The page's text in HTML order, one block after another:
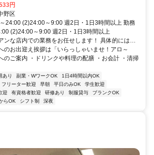
徒歩約14分 「新井薬師前駅南出口」徒歩約16分
円
野区
24:00 (2)24:00～9:00 週2日・1日3時間以上 勤務
(2)24:00～9:00 週2日・1日3時間以上
ンな店内での業務をお任せします！ 具体的には…
のお出迎え挨拶は「いらっしゃいませ！アロ～
のご案内 ・ドリンクや料理の配膳 ・お会計 ・清掃
あり 副業・WワークOK
1日4時間以内OK
フリーター歓迎 早朝 平日のみOK
学生歓迎
迎 有資格者歓迎 研修あり 制服貸与
ブランクOK
らOK シフト制 深夜